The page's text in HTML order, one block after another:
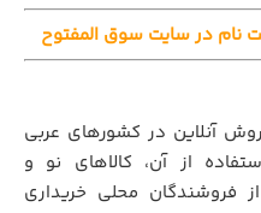
‌نام در سایت سوق المفتوح
آنلاین در کشورهای عربی
از آن، کالاهای نو و
فروشندگان محلی خریداری